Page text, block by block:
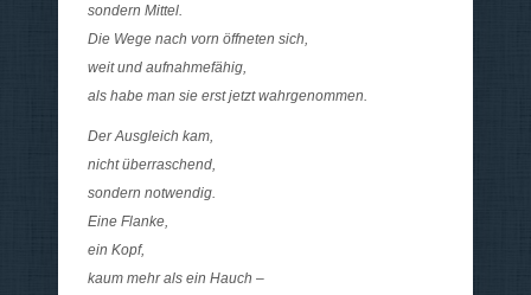
sondern Mittel.
Die Wege nach vorn öffneten sich,
weit und aufnahmefähig,
als habe man sie erst jetzt wahrgenommen.
Der Ausgleich kam,
nicht überraschend,
sondern notwendig.
Eine Flanke,
ein Kopf,
kaum mehr als ein Hauch –